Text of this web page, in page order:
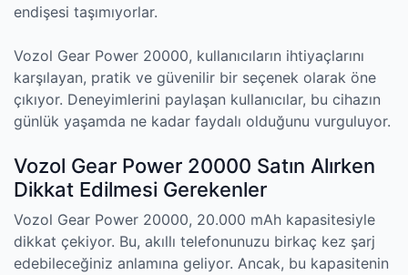
endişesi taşımıyorlar.
Vozol Gear Power 20000, kullanıcıların ihtiyaçlarını
karşılayan, pratik ve güvenilir bir seçenek olarak öne
çıkıyor. Deneyimlerini paylaşan kullanıcılar, bu cihazın
günlük yaşamda ne kadar faydalı olduğunu vurguluyor.
Vozol Gear Power 20000 Satın Alırken
Dikkat Edilmesi Gerekenler
Vozol Gear Power 20000, 20.000 mAh kapasitesiyle
dikkat çekiyor. Bu, akıllı telefonunuzu birkaç kez şarj
edebileceğiniz anlamına geliyor. Ancak, bu kapasitenin